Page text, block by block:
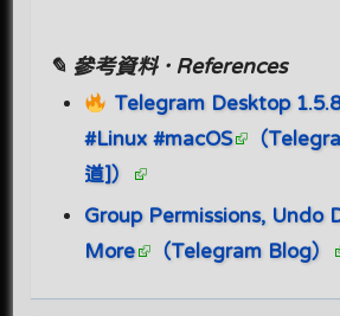
✎ 參考資料 · References
Telegram Desktop
#Linux #macOS
（
道]）
Group Permissions, Undo
More
（Telegram Blog）